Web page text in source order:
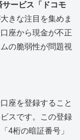
サービス「ドコモ
きな注目を集めま
座から現金が不正
の脆弱性が問題視
座を登録すること
スです。この登録
4桁の暗証番号」